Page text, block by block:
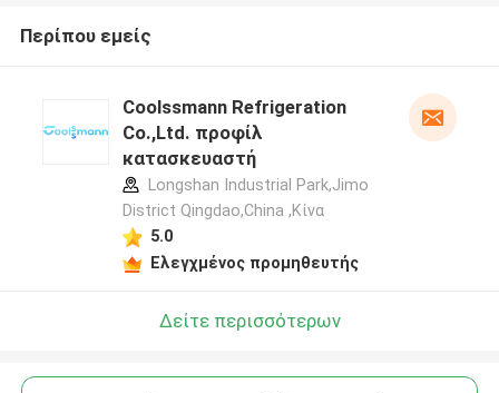
Περίπου εμείς
Coolssmann Refrigeration
Co.,Ltd. προφίλ
κατασκευαστή
Longshan Industrial Park,Jimo
District Qingdao,China ,Κίνα
5.0
Ελεγχμένος προμηθευτής
Δείτε περισσότερων